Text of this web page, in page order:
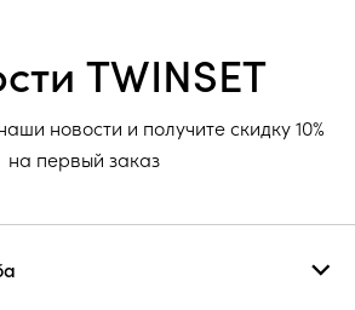
TWINSET
новости и получите скидку 10%
на первый заказ